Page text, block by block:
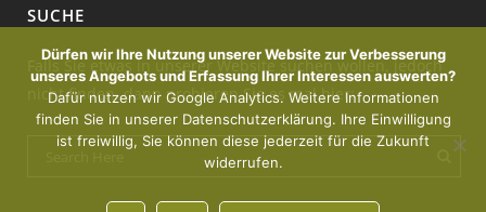
SUCHE
Falls Sie etwas in unserer Website suchen wollen, jedoch
nicht finden, dann probieren Sie es mal hier:
Dürfen wir Ihre Nutzung unserer Website zur Verbesserung
unseres Angebots und Erfassung Ihrer Interessen auswerten?
Dafür nutzen wir Google Analytics. Weitere Informationen
finden Sie in unserer Datenschutzerklärung. Ihre Einwilligung
ist freiwillig, Sie können diese jederzeit für die Zukunft
widerrufen.